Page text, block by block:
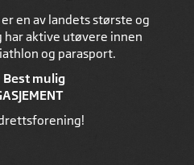
en av landets største og
aktive utøvere innen
og parasport.
Best mulig